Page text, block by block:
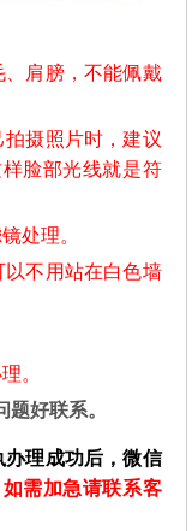
、肩膀，不能佩戴
拍摄照片时，建议
脸部光线就是符
处理。
以不用站在白色墙
。
好联系。
理成功后，微信
如需加急请联系客